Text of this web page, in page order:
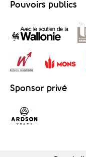
Pouvoirs publics
Sponsor privé